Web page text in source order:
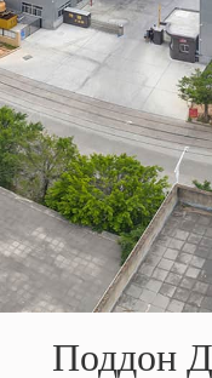
Поддон